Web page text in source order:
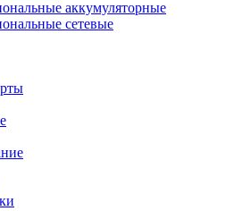
аккумуляторные
сетевые